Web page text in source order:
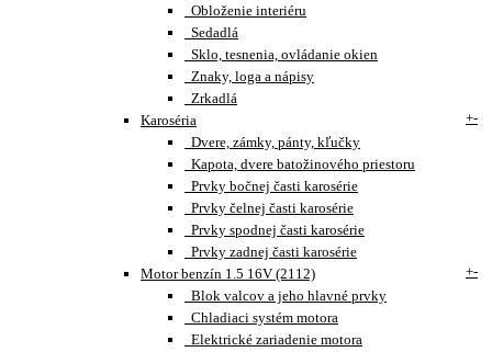
Obloženie interiéru
Sedadlá
Sklo, tesnenia, ovládanie okien
Znaky, loga a nápisy
Zrkadlá
Karoséria
+-
Dvere, zámky, pánty, kľučky
Kapota, dvere batožinového priestoru
Prvky bočnej časti karosérie
Prvky čelnej časti karosérie
Prvky spodnej časti karosérie
Prvky zadnej časti karosérie
Motor benzín 1.5 16V (2112)
+-
Blok valcov a jeho hlavné prvky
Chladiaci systém motora
Elektrické zariadenie motora